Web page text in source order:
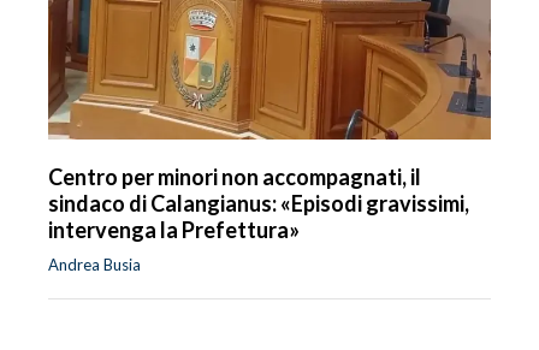
Centro per minori non accompagnati, il
sindaco di Calangianus: «Episodi gravissimi,
intervenga la Prefettura»
Andrea Busia